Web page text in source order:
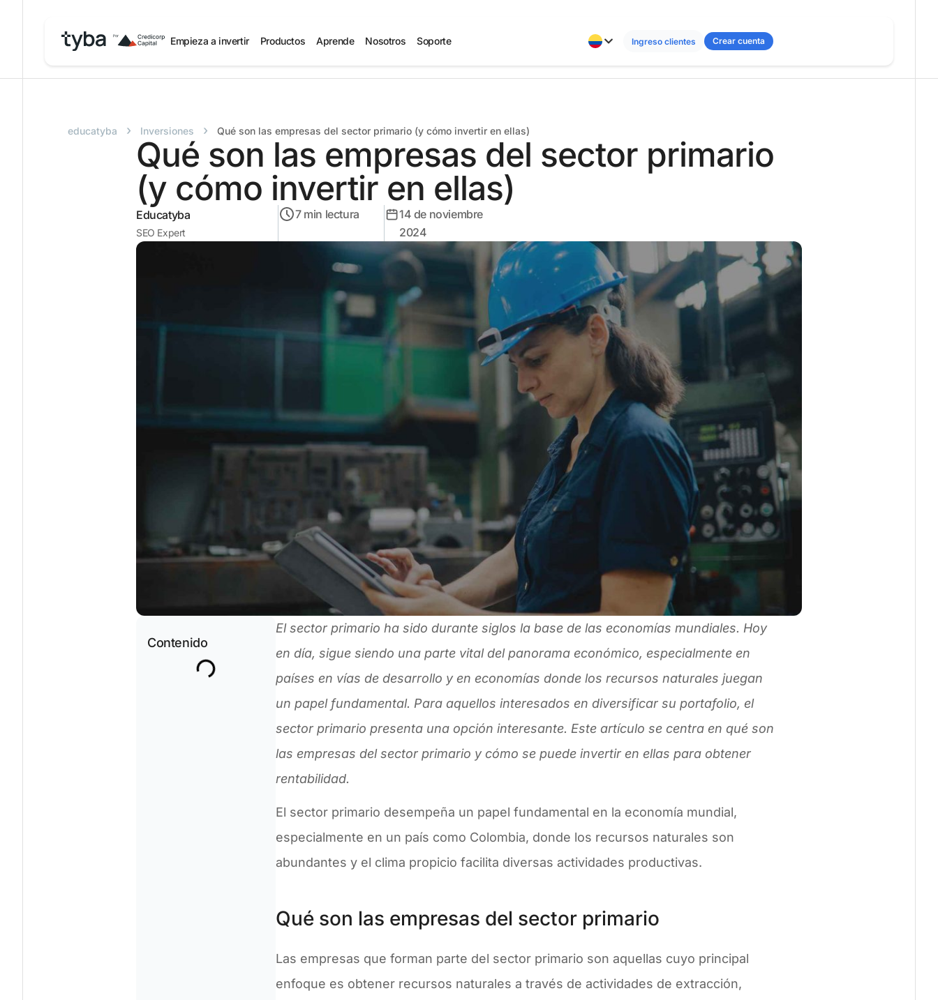
Empieza a invertir Productos Aprende Nosotros Soporte Ingreso clientes Crear cuenta
educatyba › Inversiones › Qué son las empresas del sector primario (y cómo invertir en ellas)
Qué son las empresas del sector primario
(y cómo invertir en ellas)
Educatyba
SEO Expert
7 min lectura
14 de noviembre
2024
Contenido
El sector primario ha sido durante siglos la base de las economías mundiales. Hoy
en día, sigue siendo una parte vital del panorama económico, especialmente en
países en vías de desarrollo y en economías donde los recursos naturales juegan
un papel fundamental. Para aquellos interesados en diversificar su portafolio, el
sector primario presenta una opción interesante. Este artículo se centra en qué son
las empresas del sector primario y cómo se puede invertir en ellas para obtener
rentabilidad.
El sector primario desempeña un papel fundamental en la economía mundial,
especialmente en un país como Colombia, donde los recursos naturales son
abundantes y el clima propicio facilita diversas actividades productivas.
Qué son las empresas del sector primario
Las empresas que forman parte del sector primario son aquellas cuyo principal
enfoque es obtener recursos naturales a través de actividades de extracción,